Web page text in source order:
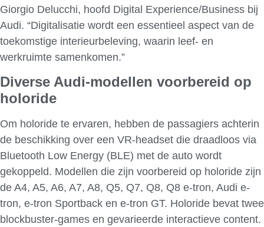
Giorgio Delucchi, hoofd Digital Experience/Business bij
Audi. “Digitalisatie wordt een essentieel aspect van de
toekomstige interieurbeleving, waarin leef- en
werkruimte samenkomen.”
Diverse Audi-modellen voorbereid op
holoride
Om holoride te ervaren, hebben de passagiers achterin
de beschikking over een VR-headset die draadloos via
Bluetooth Low Energy (BLE) met de auto wordt
gekoppeld. Modellen die zijn voorbereid op holoride zijn
de A4, A5, A6, A7, A8, Q5, Q7, Q8, Q8 e-tron, Audi e-
tron, e-tron Sportback en e-tron GT. Holoride bevat twee
blockbuster-games en gevarieerde interactieve content.